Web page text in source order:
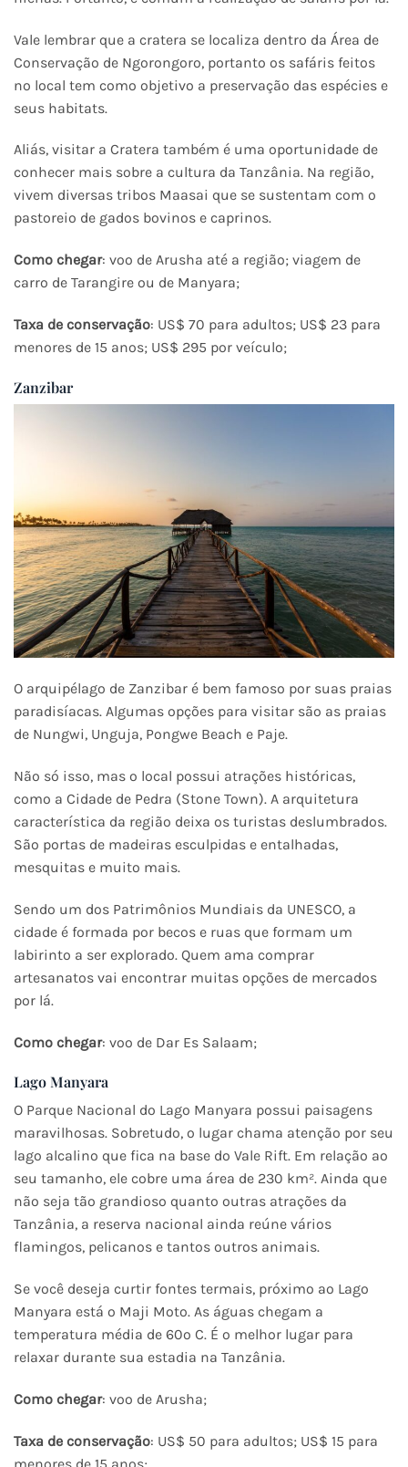
Vale lembrar que a cratera se localiza dentro da Área de
Conservação de Ngorongoro, portanto os safáris feitos
no local tem como objetivo a preservação das espécies e
seus habitats.
Aliás, visitar a Cratera também é uma oportunidade de
conhecer mais sobre a cultura da Tanzânia. Na região,
vivem diversas tribos Maasai que se sustentam com o
pastoreio de gados bovinos e caprinos.
Como chegar: voo de Arusha até a região; viagem de
carro de Tarangire ou de Manyara;
Taxa de conservação: US$ 70 para adultos; US$ 23 para
menores de 15 anos; US$ 295 por veículo;
Zanzibar
O arquipélago de Zanzibar é bem famoso por suas praias
paradisíacas. Algumas opções para visitar são as praias
de Nungwi, Unguja, Pongwe Beach e Paje.
Não só isso, mas o local possui atrações históricas,
como a Cidade de Pedra (Stone Town). A arquitetura
característica da região deixa os turistas deslumbrados.
São portas de madeiras esculpidas e entalhadas,
mesquitas e muito mais.
Sendo um dos Patrimônios Mundiais da UNESCO, a
cidade é formada por becos e ruas que formam um
labirinto a ser explorado. Quem ama comprar
artesanatos vai encontrar muitas opções de mercados
por lá.
Como chegar: voo de Dar Es Salaam;
Lago Manyara
O Parque Nacional do Lago Manyara possui paisagens
maravilhosas. Sobretudo, o lugar chama atenção por seu
lago alcalino que fica na base do Vale Rift. Em relação ao
seu tamanho, ele cobre uma área de 230 km². Ainda que
não seja tão grandioso quanto outras atrações da
Tanzânia, a reserva nacional ainda reúne vários
flamingos, pelicanos e tantos outros animais.
Se você deseja curtir fontes termais, próximo ao Lago
Manyara está o Maji Moto. As águas chegam a
temperatura média de 60º C. É o melhor lugar para
relaxar durante sua estadia na Tanzânia.
Como chegar: voo de Arusha;
Taxa de conservação: US$ 50 para adultos; US$ 15 para